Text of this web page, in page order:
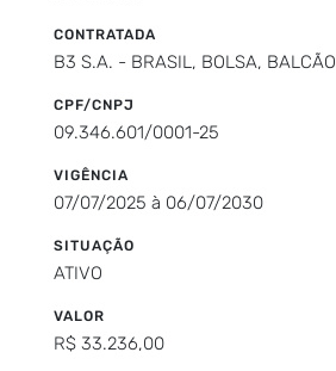
CONTRATADA
B3 S.A. - BRASIL, BOLSA, BALCÃO
CPF/CNPJ
09.346.601/0001-25
VIGÊNCIA
07/07/2025 à 06/07/2030
SITUAÇÃO
ATIVO
VALOR
R$ 33.236,00